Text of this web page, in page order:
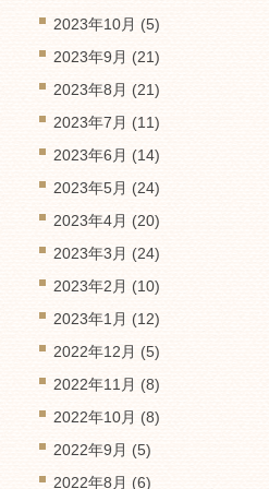
2023年10月 (5)
2023年9月 (21)
2023年8月 (21)
2023年7月 (11)
2023年6月 (14)
2023年5月 (24)
2023年4月 (20)
2023年3月 (24)
2023年2月 (10)
2023年1月 (12)
2022年12月 (5)
2022年11月 (8)
2022年10月 (8)
2022年9月 (5)
2022年8月 (6)